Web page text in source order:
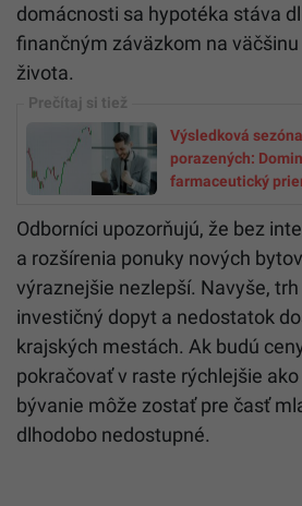
domácnosti sa hypotéka stáva
finančným záväzkom na
života.
Výsledková
porazených:
farmaceutický
Odborníci upozorňujú, že bez
a rozšírenia ponuky nových
výraznejšie nezlepší. Navyše,
investičný dopyt a nedostatok
krajských mestách. Ak budú
pokračovať v raste rýchlejšie
bývanie môže zostať pre časť
dlhodobo nedostupné.